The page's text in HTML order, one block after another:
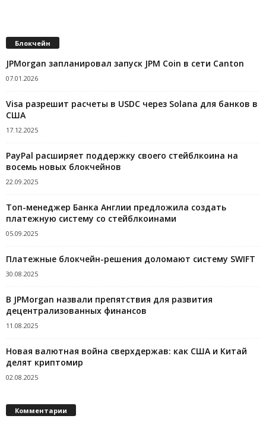
Блокчейн
JPMorgan запланировал запуск JPM Coin в сети Canton
07.01.2026
Visa разрешит расчеты в USDC через Solana для банков в
США
17.12.2025
PayPal расширяет поддержку своего стейблкоина на
восемь новых блокчейнов
22.09.2025
Топ-менеджер Банка Англии предложила создать
платежную систему со стейблкоинами
05.09.2025
Платежные блокчейн-решения доломают систему SWIFT
30.08.2025
В JPMorgan назвали препятствия для развития
децентрализованных финансов
11.08.2025
Новая валютная война сверхдержав: как США и Китай
делят криптомир
02.08.2025
Комментарии